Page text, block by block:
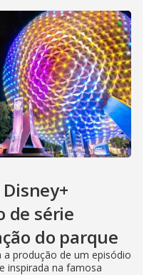
Disney+
de série
do parque
a produção de um episódio
inspirada na famosa